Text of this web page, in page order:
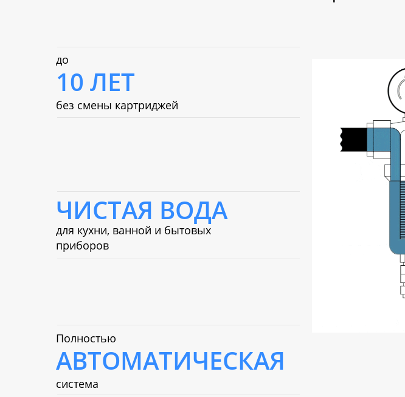
до
без смены картриджей
10 ЛЕТ
ЧИСТАЯ ВОДА
АВТОМАТИЧЕСКАЯ
для кухни, ванной и бытовых
приборов
Полностью
система